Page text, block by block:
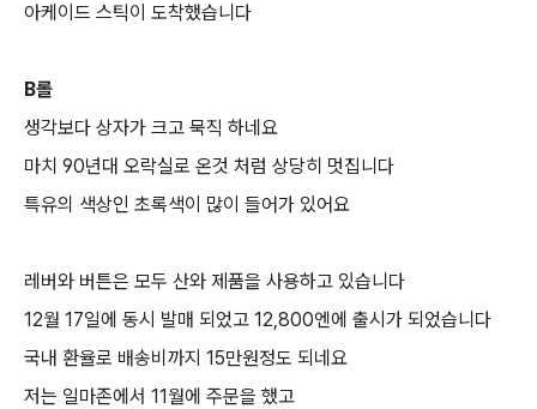
아케이드 스틱이 도착했습니다
B롤
생각보다 상자가 크고 묵직 하네요
마치 90년대 오락실로 온것 처럼 상당히 멋집니다
특유의 색상인 초록색이 많이 들어가 있어요
레버와 버튼은 모두 산와 제품을 사용하고 있습니다
12월 17일에 동시 발매 되었고 12,800엔에 출시가 되었습니다
국내 환율로 배송비까지 15만원정도 되네요
저는 일마존에서 11월에 주문을 했고